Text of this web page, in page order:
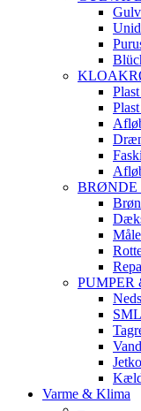
BRØNDE
PUMPER
Varme & Klima